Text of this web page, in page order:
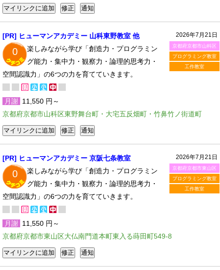
2026年7月21日
京都府京都市山科区
プログラミング教室
工作教室
[PR] ヒューマンアカデミー 山科東野教室 他
0
楽しみながら学び「創造力・プログラミン
グ能力・集中力・観察力・論理的思考力・
空間認識力」の6つの力を育てていきます。
月謝 11,550 円～
京都府京都市山科区東野舞台町・大宅五反畑町・竹鼻竹ノ街道町
2026年7月21日
京都府京都市東山区
プログラミング教室
工作教室
[PR] ヒューマンアカデミー 京阪七条教室
0
楽しみながら学び「創造力・プログラミン
グ能力・集中力・観察力・論理的思考力・
空間認識力」の6つの力を育てていきます。
月謝 11,550 円～
京都府京都市東山区大仏南門道本町東入る蒔田町549-8